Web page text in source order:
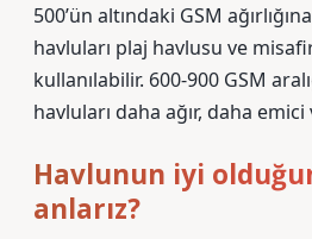
500’ün altındaki GSM
havluları plaj havlusu ve
kullanılabilir. 600-900 GSM
havluları daha ağır, daha
Havlunun iyi
anlarız?